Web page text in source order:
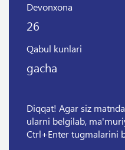
Devonxona
26
Qabul kunlari
gacha
Diqqat! Agar siz
ularni belgilab,
Ctrl+Enter tugmalarini